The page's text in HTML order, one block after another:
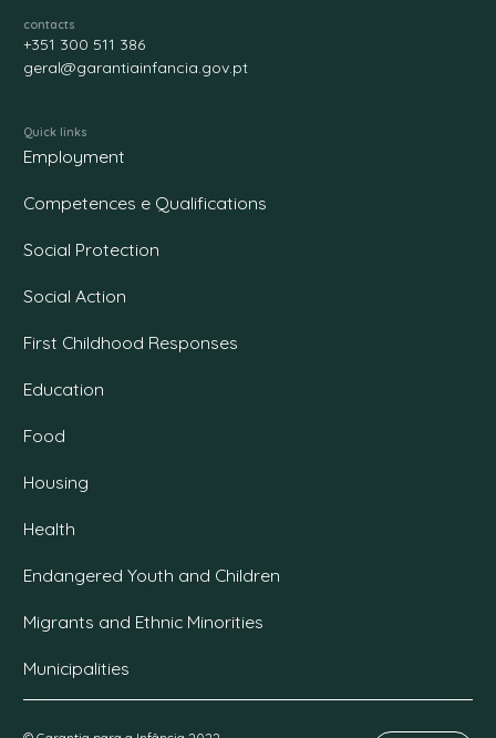
contacts
+351 300 511 386
geral@garantiainfancia.gov.pt
Quick links
Employment
Competences e Qualifications
Social Protection
Social Action
First Childhood Responses
Education
Food
Housing
Health
Endangered Youth and Children
Migrants and Ethnic Minorities
Municipalities